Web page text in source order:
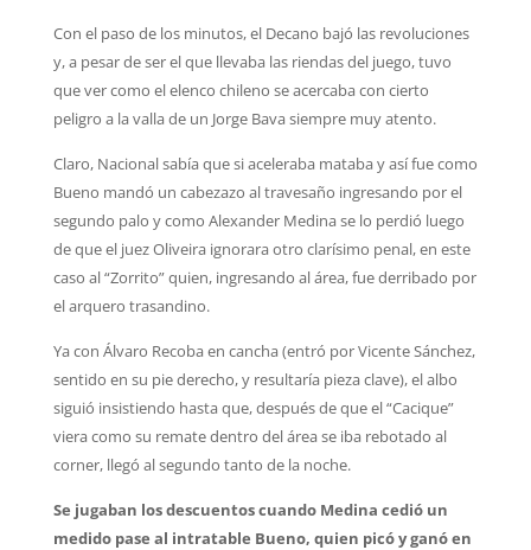
Con el paso de los minutos, el Decano bajó las revoluciones
y, a pesar de ser el que llevaba las riendas del juego, tuvo
que ver como el elenco chileno se acercaba con cierto
peligro a la valla de un Jorge Bava siempre muy atento.
Claro, Nacional sabía que si aceleraba mataba y así fue como
Bueno mandó un cabezazo al travesaño ingresando por el
segundo palo y como Alexander Medina se lo perdió luego
de que el juez Oliveira ignorara otro clarísimo penal, en este
caso al “Zorrito” quien, ingresando al área, fue derribado por
el arquero trasandino.
Ya con Álvaro Recoba en cancha (entró por Vicente Sánchez,
sentido en su pie derecho, y resultaría pieza clave), el albo
siguió insistiendo hasta que, después de que el “Cacique”
viera como su remate dentro del área se iba rebotado al
corner, llegó al segundo tanto de la noche.
Se jugaban los descuentos cuando Medina cedió un
medido pase al intratable Bueno, quien picó y ganó en